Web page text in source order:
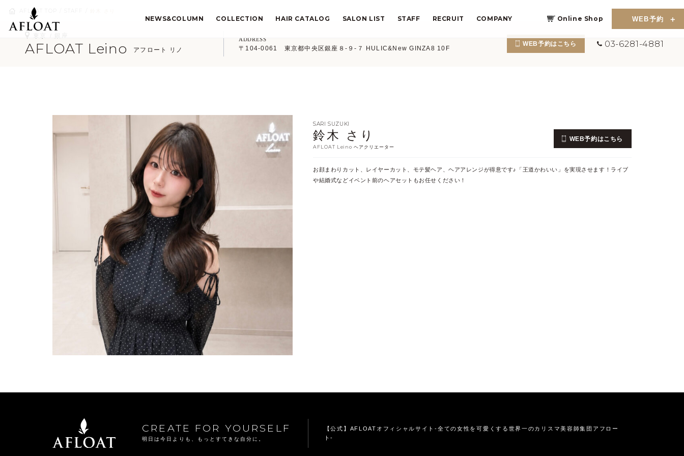
NEWS&COLUMN COLLECTION HAIR CATALOG SALON LIST STAFF RECRUIT COMPANY Online Shop WEB予約
AFLOAT TOP
AFLOAT Leino アフロート リノ
ADDRESS
〒104-0061 東京都中央区銀座８-９-７ HULIC&New GINZA8 10F
WEB予約はこちら 03-6281-4881
SARI SUZUKI
鈴木 さり
AFLOAT Leino ヘアクリエーター
WEB予約はこちら
お顔まわりカット、レイヤーカット、モテ髪ヘア、ヘアアレンジが得意です♪「王道かわいい」を実現させます！ライブ
や結婚式などイベント前のヘアセットもお任せください！
CREATE FOR YOURSELF
明日は今日よりも、もっとすてきな自分に。
【公式】AFLOATオフィシャルサイト-全ての女性を可愛くする 世界一のカリスマ美容師集団アフロー
ト-